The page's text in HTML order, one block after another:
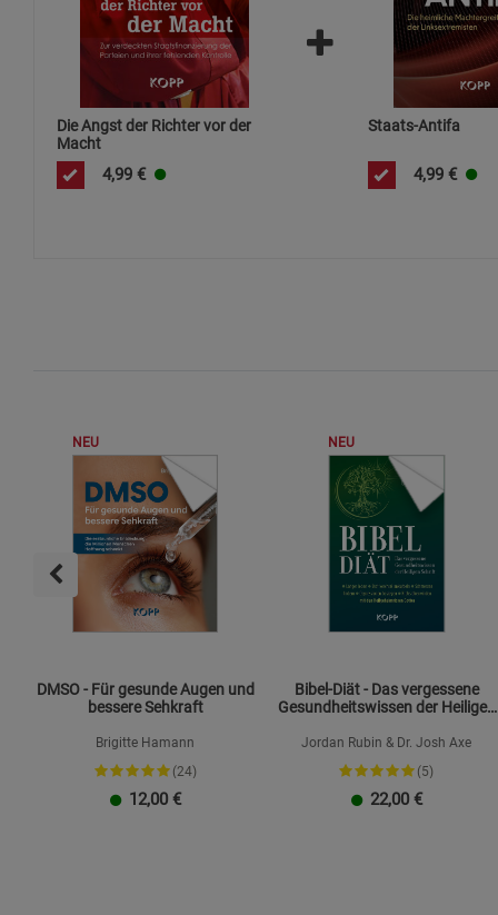
Die Angst der Richter vor der
Macht
4,99 €
Staats-Antifa
4,99 €
NEU
DMSO - Für gesunde Augen und
bessere Sehkraft
Brigitte Hamann
(24)
12,00 €
NEU
Bibel-Diät - Das vergessene
Gesundheitswissen der Heiligen
Jordan Rubin & Dr. Josh Axe
(5)
22,00 €